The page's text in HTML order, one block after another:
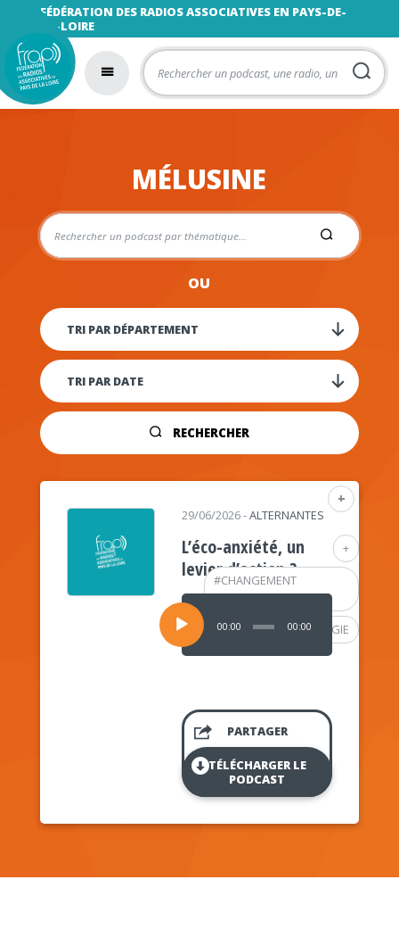
FÉDÉRATION DES RADIOS ASSOCIATIVES EN PAYS-DE-
LA-LOIRE
MÉLUSINE
OU
RECHERCHER
+
+
#CHANGEMENT
CLIMATIQUE
#PSYCHOLOGIE
29/06/2026-ALTERNANTES
L’éco-anxiété, un
levier d’action ?
Lecteur
audio
00:00 00:00
PARTAGER
TÉLÉCHARGER LE
PODCAST